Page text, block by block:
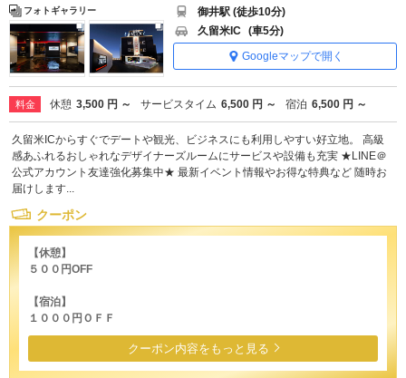
フォトギャラリー
御井駅 (徒歩10分)
久留米IC (車5分)
Googleマップで開く
料金 休憩 3,500 円 ～ サービスタイム 6,500 円 ～ 宿泊 6,500 円 ～
久留米ICからすぐでデートや観光、ビジネスにも利用しやすい好立地。 高級
感あふれるおしゃれなデザイナーズルームにサービスや設備も充実 ★LINE＠
公式アカウント友達強化募集中★ 最新イベント情報やお得な特典など 随時お
届けします...
クーポン
【休憩】
５００円OFF
【宿泊】
１０００円ＯＦＦ
クーポン内容をもっと見る